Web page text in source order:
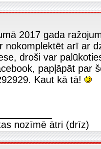
2017 gada
nokomplektēt arī ar
droši var
papļāpāt par
Kaut kā tā!
nozīmē ātri (drīz)